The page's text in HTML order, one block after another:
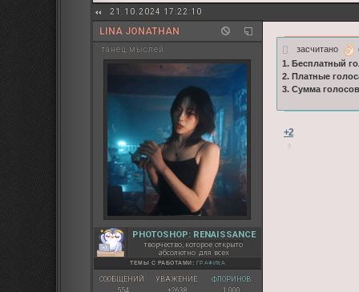
21.10.2024 17:22:10
LINA JONATHAN
танец мыслей
PHOTOSHOP: RENAISSANCE
творчество, которое открыто
абсолютно для всех
ТЕМЫ С РАБОТАМИ: ГРАФИКА
СООБЩЕНИЙ:
554
УВАЖЕНИЕ:
+2638
ФЛОРИНОВ:
1 000
засчитано
1. Бесплатный
2. Платные
3. Сумма
+2